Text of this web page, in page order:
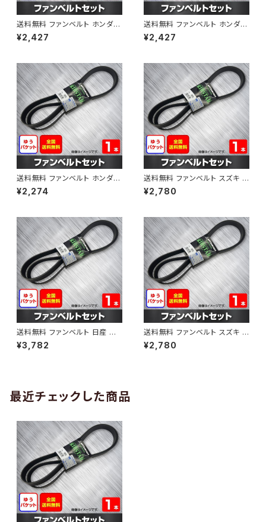
送料無料 ファンベルト ホンダ
ゼスト 型式JE1 H18.03～H24.
11 （国内トップメーカー） 1本 H
¥2,427
送料無料 ファンベルト ホンダ ラ
イフ 型式JB6 H15.09～H20.1
1 （国内トップメーカー） 1本 HA
¥2,427
送料無料 ファンベルト ホンダ フ
ィット 型式GE6 H19.10～H25.
09 （国内トップメーカー） 1本 H
¥2,274
送料無料 ファンベルト スズキ ス
ペーシア 型式MK32S H25.03
～H30.02 （国内トップメーカ
¥2,780
送料無料 ファンベルト 日産 キ
ューブ 型式Z12 H20.11～H24.
10 （国内トップメーカー） 1本 H
¥3,782
送料無料 ファンベルト スズキ ワ
ゴンR 型式MH34S H24.09～
H29.02 （国内トップメーカー）
¥2,780
最近チェックした商品